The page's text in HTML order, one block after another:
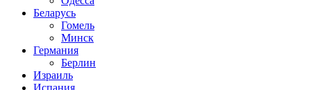
Беларусь
Гомель
Минск
Германия
Берлин
Израиль
Испания